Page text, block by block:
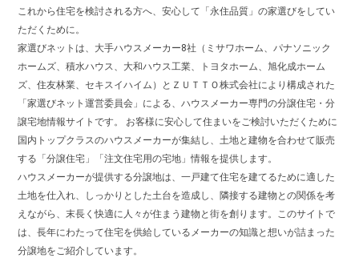
これから住宅を検討される方へ、安心して「永住品質」の家選びをしてい
ただくために。
家選びネットは、大手ハウスメーカー8社（ミサワホーム、パナソニック
ホームズ、積水ハウス、大和ハウス工業、トヨタホーム、旭化成ホーム
ズ、住友林業、セキスイハイム）とＺＵＴＴＯ株式会社により構成された
「家選びネット運営委員会」による、ハウスメーカー専門の分譲住宅・分
譲宅地情報サイトです。 お客様に安心して住まいをご検討いただくために
国内トップクラスのハウスメーカーが集結し、土地と建物を合わせて販売
する「分譲住宅」「注文住宅用の宅地」情報を提供します。
ハウスメーカーが提供する分譲地は、一戸建て住宅を建てるために適した
土地を仕入れ、しっかりとした土台を造成し、隣接する建物との関係を考
えながら、末長く快適に人々が住まう建物と街を創ります。このサイトで
は、長年にわたって住宅を供給しているメーカーの知識と想いが詰まった
分譲地をご紹介しています。